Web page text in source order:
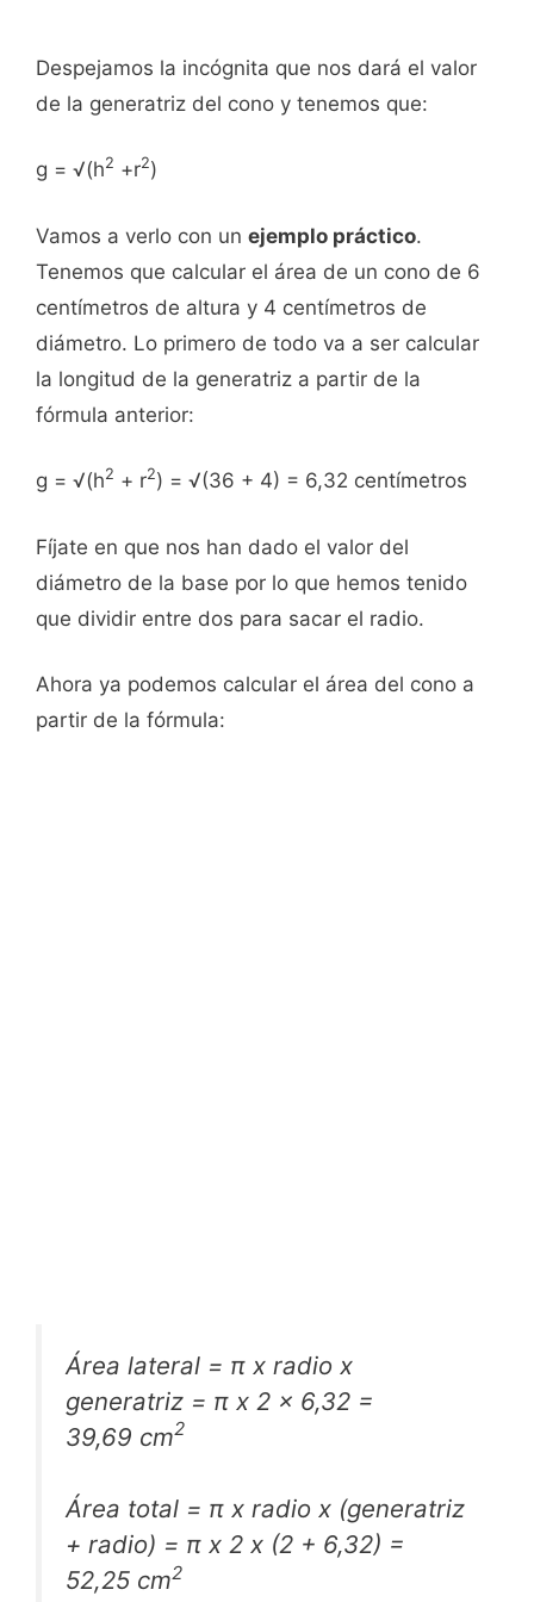
Despejamos la incógnita que nos dará el valor
de la generatriz del cono y tenemos que:
g = √(h2 +r2)
Vamos a verlo con un ejemplo práctico.
Tenemos que calcular el área de un cono de 6
centímetros de altura y 4 centímetros de
diámetro. Lo primero de todo va a ser calcular
la longitud de la generatriz a partir de la
fórmula anterior:
g = √(h2 + r2) = √(36 + 4) = 6,32 centímetros
Fíjate en que nos han dado el valor del
diámetro de la base por lo que hemos tenido
que dividir entre dos para sacar el radio.
Ahora ya podemos calcular el área del cono a
partir de la fórmula:
Área lateral = π x radio x
generatriz = π x 2 x 6,32 =
39,69 cm2
Área total = π x radio x (generatriz
+ radio) = π x 2 x (2 + 6,32) =
52,25 cm2